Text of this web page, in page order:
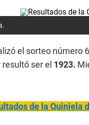
el sorteo número
ser el 1923.
de la Quiniela